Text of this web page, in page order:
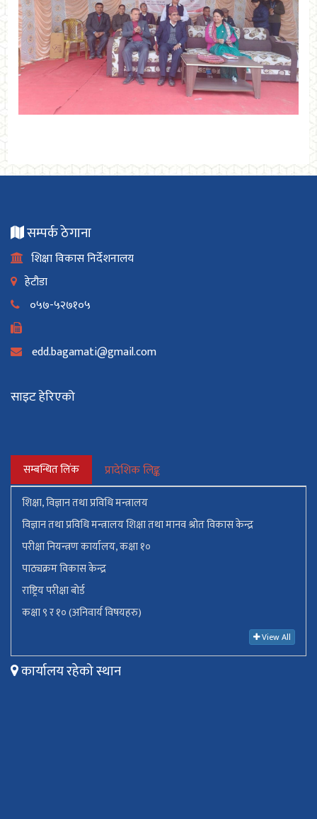
सम्पर्क ठेगाना
शिक्षा विकास निर्देशनालय
हेटौडा
०५७-५२७१०५
edd.bagamati@gmail.com
साइट हेरिएको
सम्बन्धित लिंक प्रादेशिक लिङ्क
शिक्षा, विज्ञान तथा प्रविधि मन्त्रालय
विज्ञान तथा प्रविधि मन्त्रालय शिक्षा तथा मानव श्रोत विकास केन्द्र
परीक्षा नियन्त्रण कार्यालय, कक्षा १०
पाठ्यक्रम विकास केन्द्र
राष्ट्रिय परीक्षा बोर्ड
कक्षा ९ र १० (अनिवार्य विषयहरु)
View All
कार्यालय रहेको स्थान